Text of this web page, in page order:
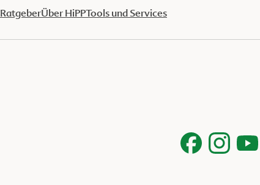
RatgeberÜber HiPPTools und Services